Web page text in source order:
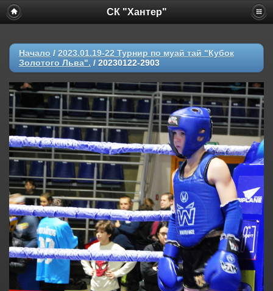
СК "Хантер"
Начало / 2023.01.19-22 Турнир по муай тай "Кубок
Золотого Льва". / 20230122-2903